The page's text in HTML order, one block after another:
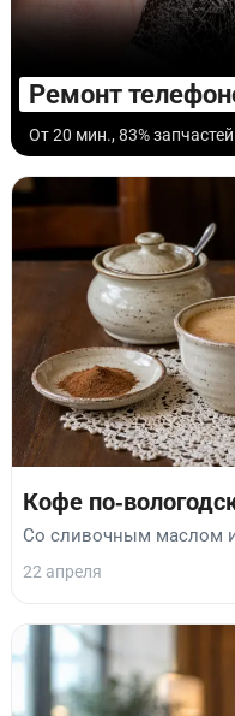
Ремонт
От 20 мин., 83%
Кофе
Со сливочным маслом
22 апреля